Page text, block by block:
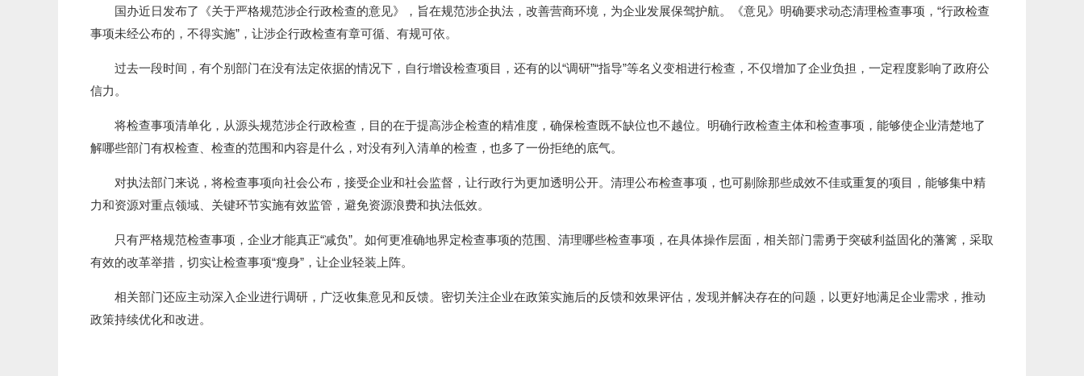
国办近日发布了《关于严格规范涉企行政检查的意见》，旨在规范涉企执法，改善营商环境，为企业发展保驾护航。《意见》明确要求动态清理检查事项，“行政检查
事项未经公布的，不得实施”，让涉企行政检查有章可循、有规可依。
过去一段时间，有个别部门在没有法定依据的情况下，自行增设检查项目，还有的以“调研”“指导”等名义变相进行检查，不仅增加了企业负担，一定程度影响了政府公
信力。
将检查事项清单化，从源头规范涉企行政检查，目的在于提高涉企检查的精准度，确保检查既不缺位也不越位。明确行政检查主体和检查事项，能够使企业清楚地了
解哪些部门有权检查、检查的范围和内容是什么，对没有列入清单的检查，也多了一份拒绝的底气。
对执法部门来说，将检查事项向社会公布，接受企业和社会监督，让行政行为更加透明公开。清理公布检查事项，也可剔除那些成效不佳或重复的项目，能够集中精
力和资源对重点领域、关键环节实施有效监管，避免资源浪费和执法低效。
只有严格规范检查事项，企业才能真正“减负”。如何更准确地界定检查事项的范围、清理哪些检查事项，在具体操作层面，相关部门需勇于突破利益固化的藩篱，采取
有效的改革举措，切实让检查事项“瘦身”，让企业轻装上阵。
相关部门还应主动深入企业进行调研，广泛收集意见和反馈。密切关注企业在政策实施后的反馈和效果评估，发现并解决存在的问题，以更好地满足企业需求，推动
政策持续优化和改进。